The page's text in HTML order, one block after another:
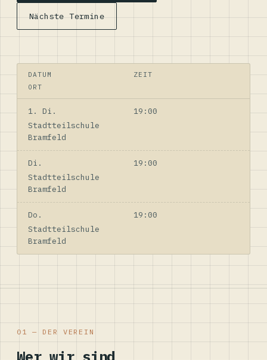
Nächste Termine
DATUM
ZEIT
ORT
1. Di.
19:00
Stadtteilschule
Bramfeld
Di.
19:00
Stadtteilschule
Bramfeld
Do.
19:00
Stadtteilschule
Bramfeld
01 — DER VEREIN